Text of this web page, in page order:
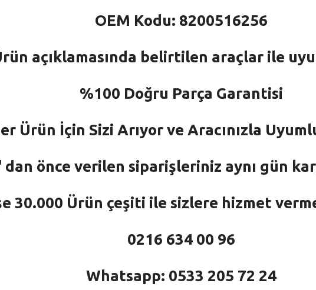
OEM Kodu: 8200516256
açıklamasında belirtilen araçlar ile
%100 Doğru Parça Garantisi
Ürün İçin Sizi Arıyor ve Aracınızla
dan önce verilen siparişleriniz aynı gün
30.000 Ürün çeşiti ile sizlere hizmet
0216 634 00 96
Whatsapp: 0533 205 72 24